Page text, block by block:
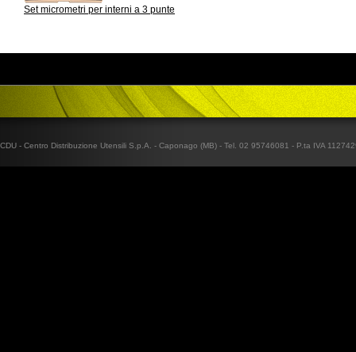
Set micrometri per interni a 3 punte
CDU - Centro Distribuzione Utensili S.p.A. - Caponago (MB) - Tel. 02 95746081 - P.ta IVA